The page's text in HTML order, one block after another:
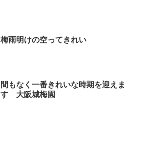
梅雨明けの空ってきれい
間もなく一番きれいな時期を迎えま
す 大阪城梅園